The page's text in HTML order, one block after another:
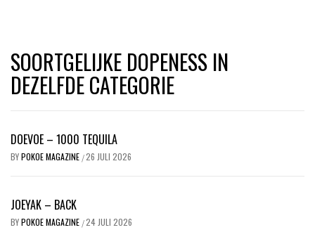
SOORTGELIJKE DOPENESS IN
DEZELFDE CATEGORIE
DOEVOE – 1000 TEQUILA
BYPOKOE MAGAZINE /26 JULI 2026
JOEYAK – BACK
BYPOKOE MAGAZINE /24 JULI 2026